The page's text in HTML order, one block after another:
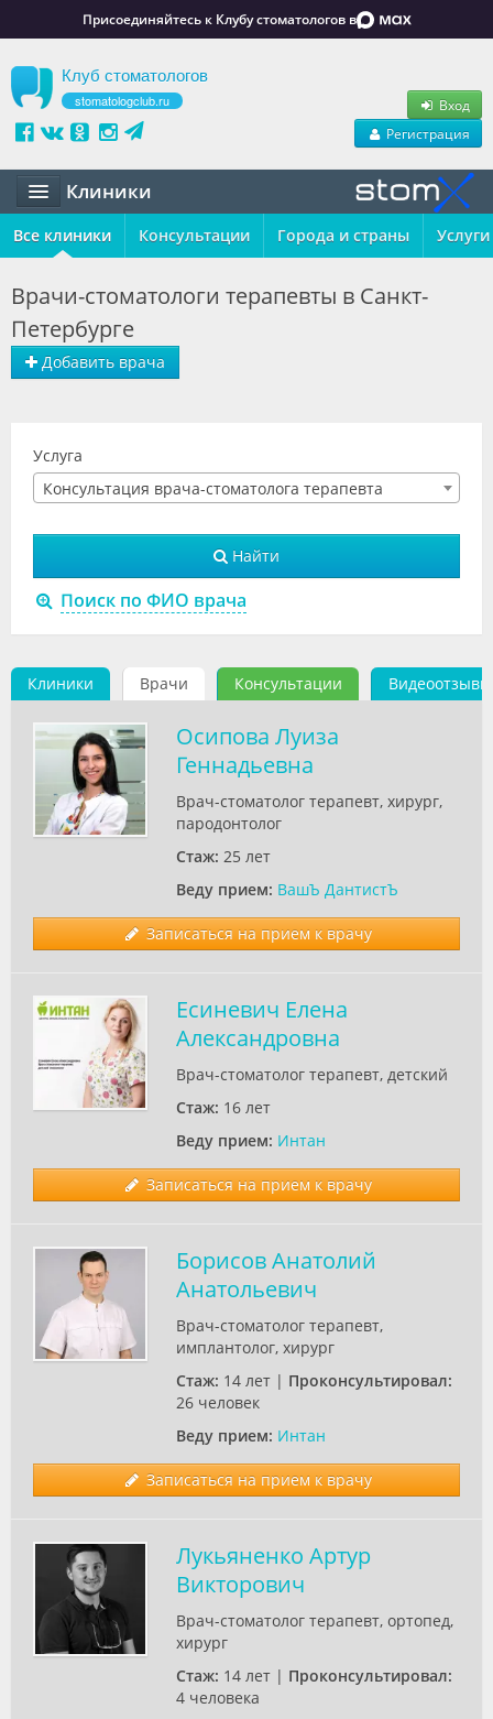
Присоединяйтесь к Клубу стоматологов в
Клуб стоматологов
stomatologclub.ru
Вход
Регистрация
Клиники
Статьи
Обучение
Вакансии
Объявления
Клиники
Галерея
Блоги
Лаборатории
Все клиники Консультации Города и страны Услуги
Добавить врача
Врачи-стоматологи терапевты в Санкт-
Петербурге
Услуга
Консультация врача-стоматолога терапевта
Найти
Поиск по ФИО врача
Клиники Врачи Консультации Видеоотзывы
Осипова Луиза
Геннадьевна
Врач-стоматолог терапевт, хирург,
пародонтолог
Стаж: 25 лет
Веду прием: ВашЪ ДантистЪ
Записаться на прием к врачу
Есиневич Елена
Александровна
Врач-стоматолог терапевт, детский
Стаж: 16 лет
Веду прием: Интан
Записаться на прием к врачу
Борисов Анатолий
Анатольевич
Врач-стоматолог терапевт,
имплантолог, хирург
Стаж: 14 лет | Проконсультировал:
26 человек
Веду прием: Интан
Записаться на прием к врачу
Лукьяненко Артур
Викторович
Врач-стоматолог терапевт, ортопед,
хирург
Стаж: 14 лет | Проконсультировал:
4 человека